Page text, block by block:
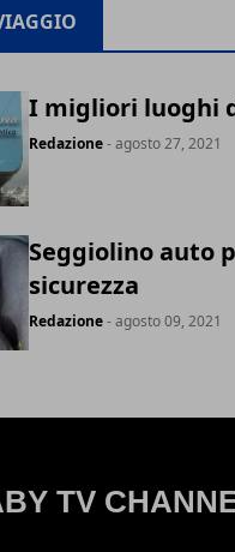
I migliori luoghi
Redazione- agosto 27, 2021
Seggiolino auto
sicurezza
Redazione- agosto 09, 2021